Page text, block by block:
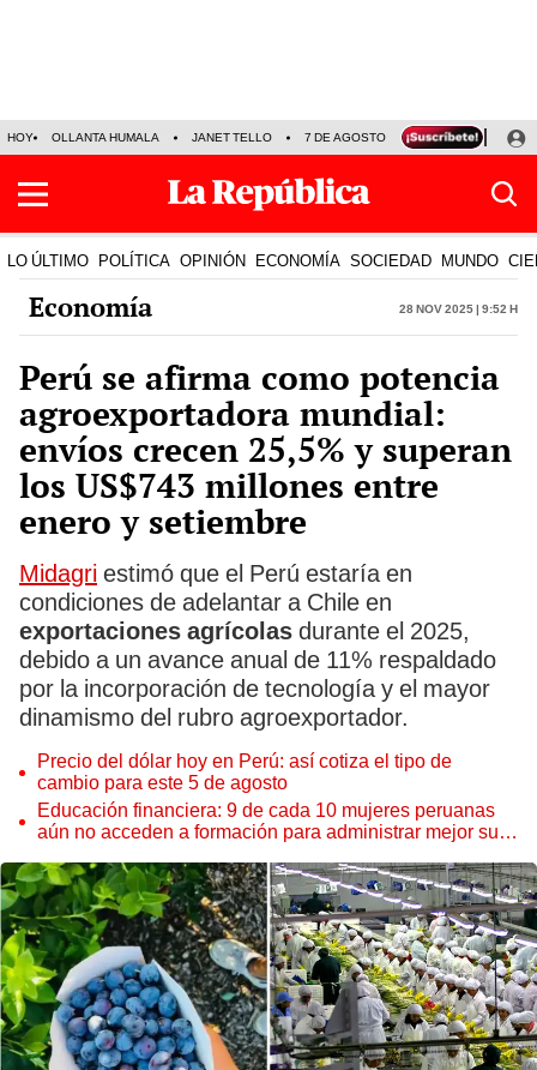
HOY OLLANTA HUMALA JANET TELLO 7 DE AGOSTO TINKA RESULTADOS
LO ÚLTIMO POLÍTICA OPINIÓN ECONOMÍA SOCIEDAD MUNDO
Economía 28 Nov 2025 | 9:52 h
Perú se afirma como potencia
agroexportadora mundial:
envíos crecen 25,5% y superan
los US$743 millones entre
enero y setiembre
Midagri estimó que el Perú estaría en
condiciones de adelantar a Chile en
exportaciones agrícolas durante el 2025,
debido a un avance anual de 11% respaldado
por la incorporación de tecnología y el mayor
dinamismo del rubro agroexportador.
Precio del dólar hoy en Perú: así cotiza el tipo de
cambio para este 5 de agosto
Educación financiera: 9 de cada 10 mujeres peruanas
aún no acceden a formación para administrar mejor su